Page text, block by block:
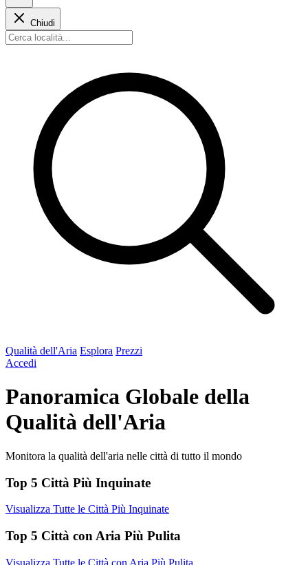
Chiudi
Qualità dell'Aria Esplora Prezzi
Accedi
Panoramica Globale della
Qualità dell'Aria
Monitora la qualità dell'aria nelle città di tutto il mondo
Top 5 Città Più Inquinate
Visualizza Tutte le Città Più Inquinate
Top 5 Città con Aria Più Pulita
Visualizza Tutte le Città con Aria Più Pulita